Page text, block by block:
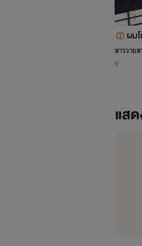
ผม
มัน
สาววาย
Y
แส